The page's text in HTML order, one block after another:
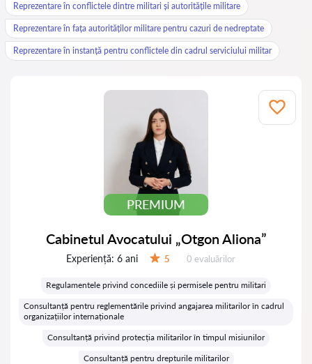
Reprezentare în conflictele dintre militari și autoritățile militare
Reprezentare în fața autorităților militare pentru cazuri de nedreptate
Reprezentare în instanță pentru conflictele din cadrul serviciului militar
PREMIUM
Cabinetul Avocatului „Otgon Aliona”
Experiență: 6 ani 5 Evaluărilor:
0 evaluărilor
Regulamentele privind concediile și permisele pentru militari
Consultanță pentru reglementările privind angajarea militarilor în cadrul
organizațiilor internaționale
Consultanță privind protecția militarilor în timpul misiunilor
Consultanță pentru drepturile militarilor